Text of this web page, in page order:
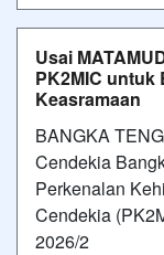
Usai
PK2MIC untuk
Keasramaan
BANGKA
Cendekia
Perkenalan
Cendekia
2026/2